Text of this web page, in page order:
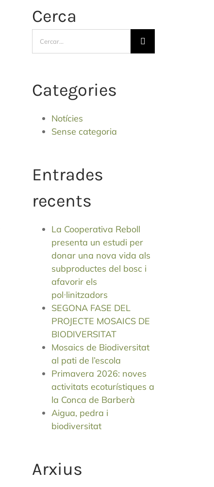
Cerca
Categories
Notícies
Sense categoria
Entrades
recents
La Cooperativa Reboll
presenta un estudi per
donar una nova vida als
subproductes del bosc i
afavorir els
pol·linitzadors
SEGONA FASE DEL
PROJECTE MOSAICS DE
BIODIVERSITAT
Mosaics de Biodiversitat
al pati de l’escola
Primavera 2026: noves
activitats ecoturístiques a
la Conca de Barberà
Aigua, pedra i
biodiversitat
Arxius